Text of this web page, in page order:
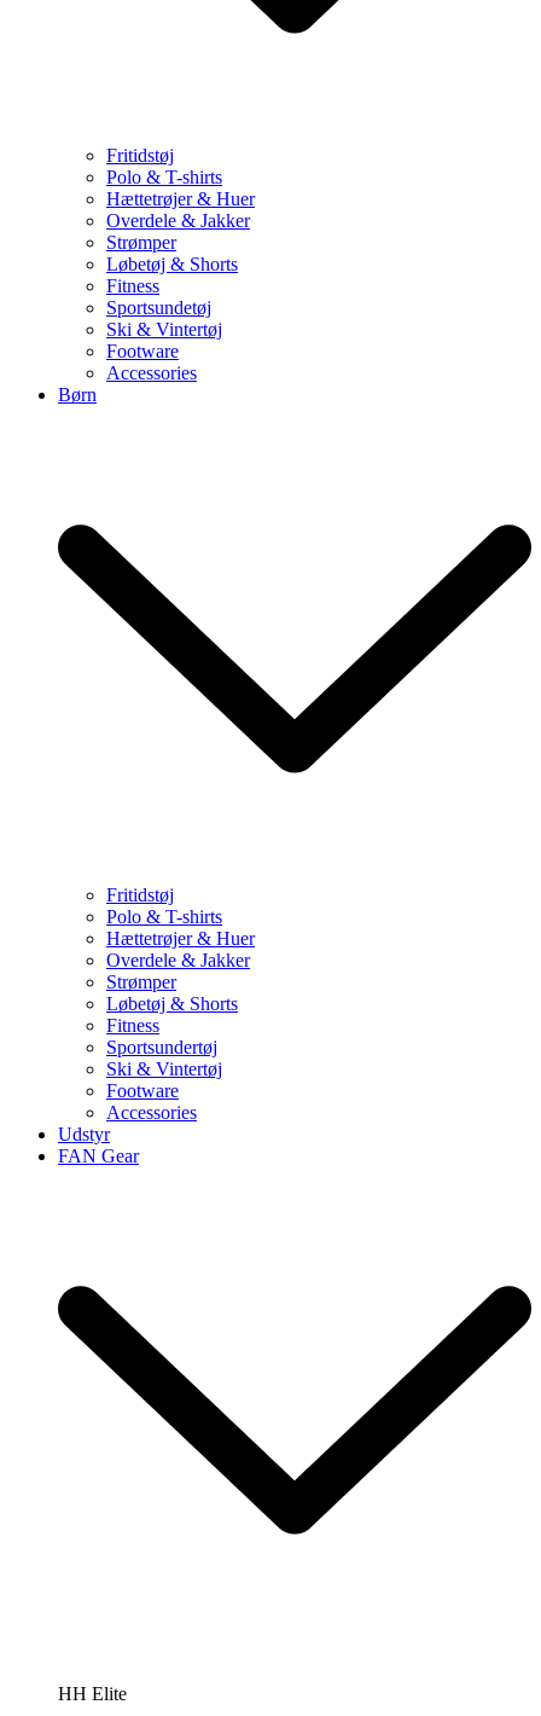
Fritidstøj
Polo & T-shirts
Hættetrøjer & Huer
Overdele & Jakker
Strømper
Løbetøj & Shorts
Fitness
Sportsundetøj
Ski & Vintertøj
Footware
Accessories
Børn
Fritidstøj
Polo & T-shirts
Hættetrøjer & Huer
Overdele & Jakker
Strømper
Løbetøj & Shorts
Fitness
Sportsundertøj
Ski & Vintertøj
Footware
Accessories
Udstyr
FAN Gear
HH Elite